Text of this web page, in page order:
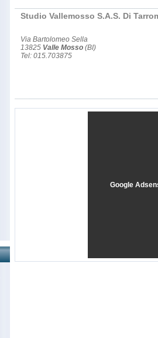
Studio Vallemosso S.A.S. Di
Via Bartolomeo Sella
13825 Valle Mosso (BI)
Tel: 015.703875
Google